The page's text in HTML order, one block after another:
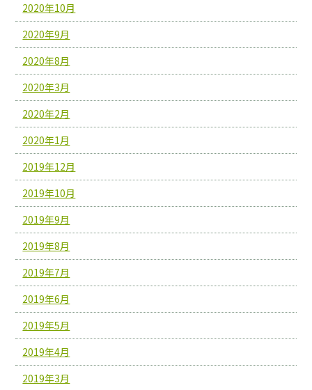
2020年10月
2020年9月
2020年8月
2020年3月
2020年2月
2020年1月
2019年12月
2019年10月
2019年9月
2019年8月
2019年7月
2019年6月
2019年5月
2019年4月
2019年3月